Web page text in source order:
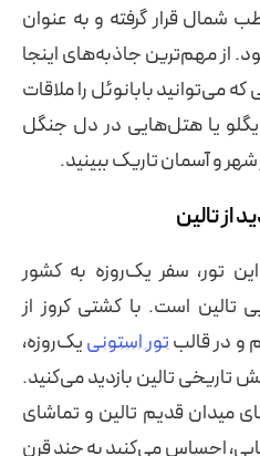
قرار گرفته و به عنوان
از مهم‌ترین جاذبه‌های اینجا
می‌توانید بابانوئل را ملاقات
ایگلو یا هتل‌هایی در دل جنگل
و آسمان تاریک ببینید.
از تالین
تور، سفر یک‌روزه به کشور
تالین است. با کشتی کروز از
و در قالبتور استونییک‌روزه،
تاریخی تالین بازدید می‌کنید.
قدیم تالین و تماشای
احساس می‌کنید به چند قرن